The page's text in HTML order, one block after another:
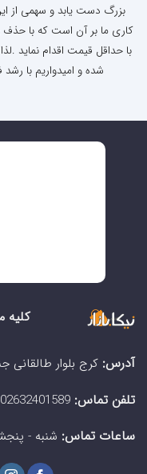
بزرگ دست یابد و سهمی از
کاری ما بر آن است که با حذف
با حداقل قیمت اقدام نماید
شده و امیدواریم با
کلیه
آدرس: کرج بلوار طالقانی
تلفن تماس: 02632401589
ساعات تماس: شنبه -